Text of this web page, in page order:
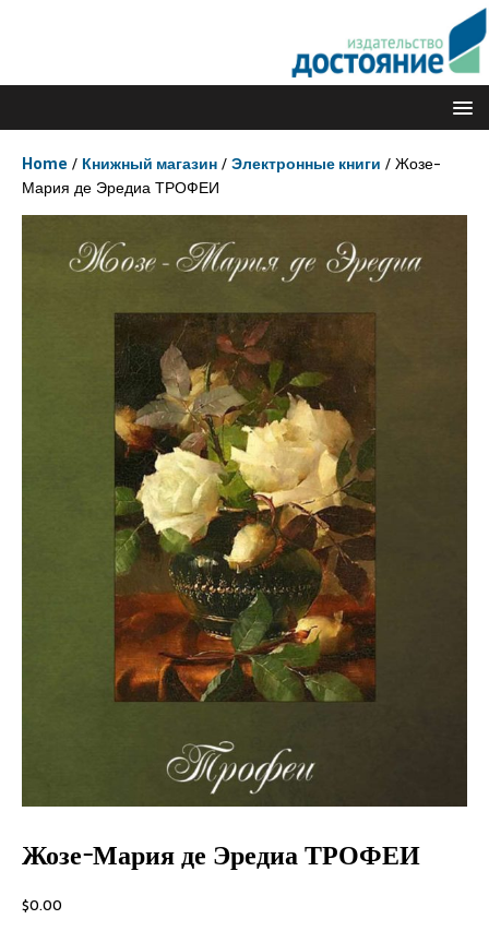
Home / Книжный магазин/Электронные книги / Жозе-
Мария де Эредиа ТРОФЕИ
Жозе-Мария де Эредиа ТРОФЕИ
$0.00